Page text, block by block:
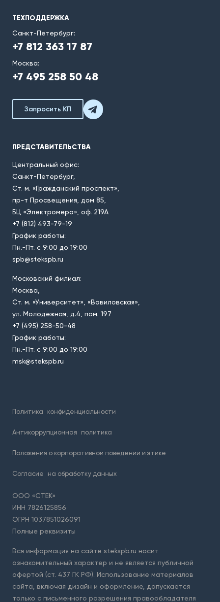
ТЕХПОДДЕРЖКА
Санкт-Петербург:
+7 812 363 17 87
Москва:
+7 495 258 50 48
Запросить КП
ПРЕДСТАВИТЕЛЬСТВА
Центральный офис:
Санкт-Петербург,
Ст. м. «Гражданский проспект»,
пр-т Просвещения, дом 85,
БЦ «Электромера», оф. 219А
+7 (812) 493-79-19
График работы:
Пн.-Пт. с 9:00 до 19:00
spb@stekspb.ru
Московский филиал:
Москва,
Ст. м. «Университет», «Вавиловская»,
ул. Молодежная, д.4, пом. 197
+7 (495) 258-50-48
График работы:
Пн.-Пт. с 9:00 до 19:00
msk@stekspb.ru
Политика конфиденциальности
Антикоррупционная политика
Положения о корпоративном поведении и этике
Согласие на обработку данных
ООО «СТЕК»
ИНН 7826125856
ОГРН 1037851026091
Полные реквизиты
Вся информация на сайте stekspb.ru носит
ознакомительный характер и не является публичной
офертой (ст. 437 ГК РФ). Использование материалов
сайта, включая дизайн и оформление, допускается
только с письменного разрешения правообладателя